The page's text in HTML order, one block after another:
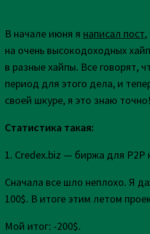
В начале июня я написал пост
на очень высокодоходных
в разные хайпы. Все говорят,
период для этого дела, и
своей шкуре, я это знаю точно!
Статистика такая:
1. Credex.biz — биржа для P2P
Сначала все шло неплохо. Я
100$. В итоге этим летом
Мой итог: -200$.